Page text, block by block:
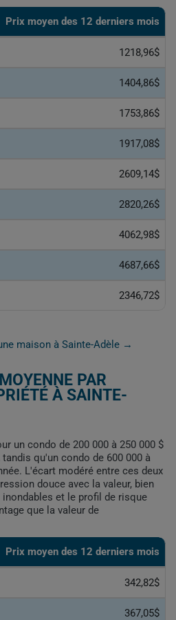
Prix moyen des 12 derniers mois
1218,96$
1404,86$
1753,86$
1917,08$
2609,14$
2820,26$
4062,98$
4687,66$
2346,72$
maison à Sainte-Adèle →
PAR
À SAINTE-
un condo de 200 000 à 250 000 $
qu'un condo de 600 000 à
L'écart modéré entre ces deux
douce avec la valeur, bien
et le profil de risque
que la valeur de
Prix moyen des 12 derniers mois
342,82$
367,05$